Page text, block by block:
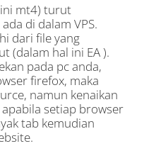
ini mt4) turut
di dalam VPS.
dari file yang
(dalam hal ini EA ).
pada pc anda,
firefox, maka
namun kenaikan
setiap browser
tab kemudian